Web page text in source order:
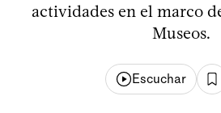
actividades en el marco
Museos.
Escuchar